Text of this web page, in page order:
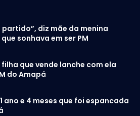
diz mãe da menina
sonhava em ser PM
que vende lanche com ela
do Amapá
ano e 4 meses que foi espancada